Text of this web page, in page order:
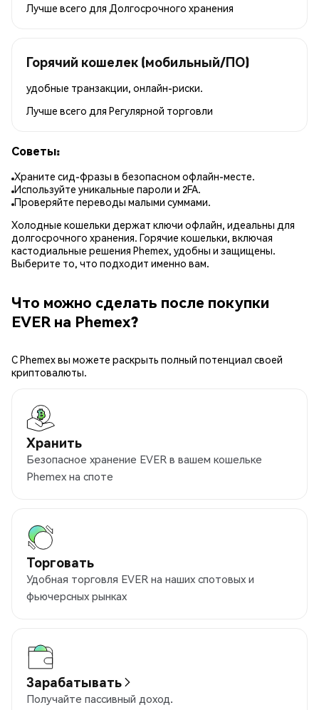
Лучше всего для Долгосрочного хранения
Горячий кошелек (мобильный/ПО)
удобные транзакции, онлайн-риски.
Лучше всего для Регулярной торговли
Советы:
Храните сид-фразы в безопасном офлайн-месте.
Используйте уникальные пароли и 2FA.
Проверяйте переводы малыми суммами.
Холодные кошельки держат ключи офлайн, идеальны для
долгосрочного хранения. Горячие кошельки, включая
кастодиальные решения Phemex, удобны и защищены.
Выберите то, что подходит именно вам.
Что можно сделать после покупки
EVER на Phemex?
С Phemex вы можете раскрыть полный потенциал своей
криптовалюты.
Хранить
Безопасное хранение EVER в вашем кошельке
Phemex на споте
Торговать
Удобная торговля EVER на наших спотовых и
фьючерсных рынках
Зарабатывать
Получайте пассивный доход.